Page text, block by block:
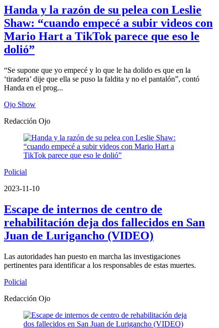
Handa y la razón de su pelea con Leslie
Shaw: “cuando empecé a subir videos con
Mario Hart a TikTok parece que eso le
dolió”
“Se supone que yo empecé y lo que le ha dolido es que en la
‘tiradera’ dije que ella se puso la faldita y no el pantalón”, contó
Handa en el prog...
Ojo Show
Redacción Ojo
Policial
2023-11-10
Escape de internos de centro de
rehabilitación deja dos fallecidos en San
Juan de Lurigancho (VIDEO)
Las autoridades han puesto en marcha las investigaciones
pertinentes para identificar a los responsables de estas muertes.
Policial
Redacción Ojo